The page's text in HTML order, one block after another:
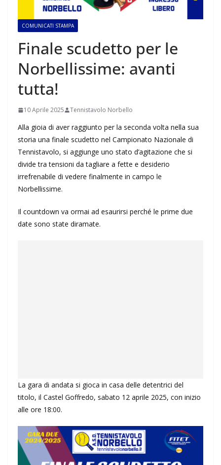
COMUNICATI STAMPA
Finale scudetto per le
Norbellissime: avanti
tutta!
10 Aprile 2025 Tennistavolo Norbello
Alla gioia di aver raggiunto per la seconda volta nella sua
storia una finale scudetto nel Campionato Nazionale di
Tennistavolo, si aggiunge uno stato d’agitazione che si
divide tra tensioni da tagliare a fette e desiderio
irrefrenabile di vedere finalmente in campo le
Norbellissime.
Il countdown va ormai ad esaurirsi perché le prime due
date sono state diramate.
La gara di andata si gioca in casa delle detentrici del
titolo, il Castel Goffredo, sabato 12 aprile 2025, con inizio
alle ore 18:00.